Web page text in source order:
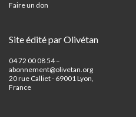
Faire un don
Site édité par Olivétan
04 72 00 08 54 –
abonnement@olivetan.org
20 rue Calliet - 69001 Lyon,
France